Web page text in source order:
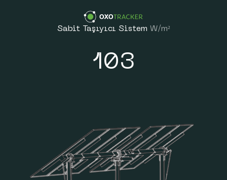
Sabit Taşıyıcı Sistem W/m²
103